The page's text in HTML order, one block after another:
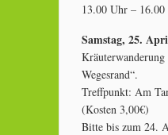
13.00 Uhr –
Samstag, 25.
Kräuterwanderung
Wegesrand“.
Treffpunkt: Am
(Kosten 3,00€)
Bitte bis zum 24.